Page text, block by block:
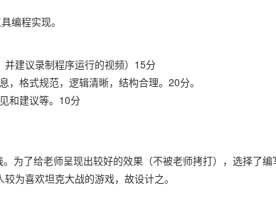
编程实现。
并建议录制程序运行的视频）15分
，格式规范，逻辑清晰，结构合理。20分。
和建议等。10分
为了给老师呈现出较好的效果（不被老师拷打），选择了编
为喜欢坦克大战的游戏，故设计之。